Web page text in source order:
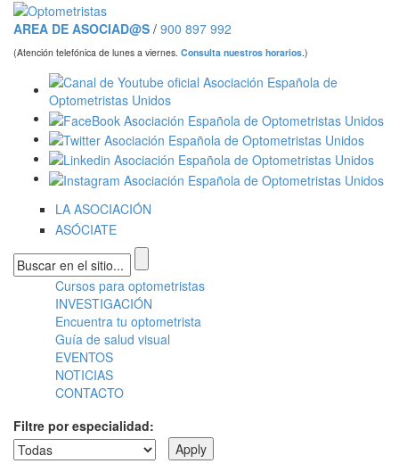
Pasar al contenido principal
AREA DE ASOCIAD@S / 900 897 992
(Atención telefónica de lunes a viernes. Consulta nuestros horarios.)
LA ASOCIACIÓN
ASÓCIATE
Formulario de búsqueda
Menú principal
Cursos para optometristas
INVESTIGACIÓN
Encuentra tu optometrista
Guía de salud visual
EVENTOS
NOTICIAS
CONTACTO
Filtre por especialidad: